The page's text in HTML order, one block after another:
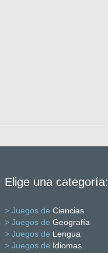
Elige una categoría:
> Juegos de Ciencias
> Juegos de Geografía
> Juegos de Lengua
> Juegos de Idiomas